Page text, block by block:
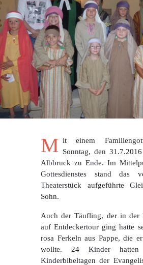
M it einem
Sonntag, den
Albbruck zu Ende. Im
Gottesdienstes stand das
Theaterstück aufgeführte
Sohn.
Auch der Täufling, der in der
auf Entdeckertour ging hatte
rosa Ferkeln aus Pappe, die
wollte. 24 Kinder
Kinderbibeltagen der